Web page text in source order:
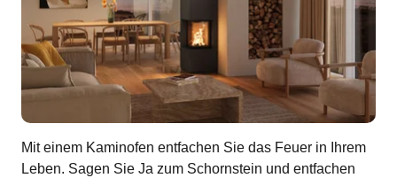
Mit einem Kaminofen entfachen Sie das Feuer in Ihrem
Leben. Sagen Sie Ja zum Schornstein und entfachen